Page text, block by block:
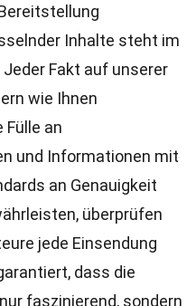
Inhalte steht im
Fakt auf unserer
wie Ihnen
Fülle an
und Informationen mit
an Genauigkeit
überprüfen
jede Einsendung
dass die
faszinierend, sondern